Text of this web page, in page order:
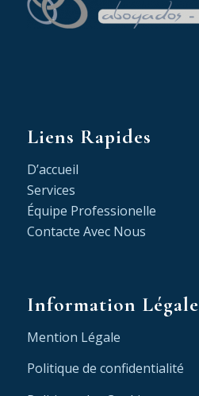
Liens Rapides
D’accueil
Services
Équipe Professionelle
Contacte Avec Nous
Information Légale
Mention Légale
Politique de confidentialité